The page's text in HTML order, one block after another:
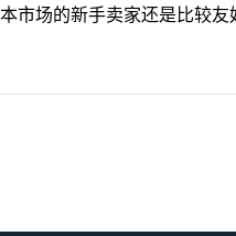
本市场的新手卖家还是比较友